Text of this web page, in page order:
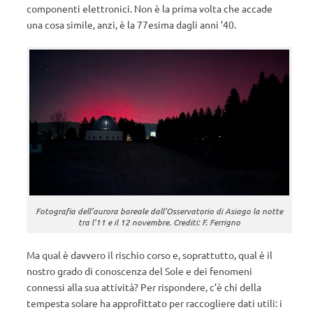
componenti elettronici. Non è la prima volta che accade
una cosa simile, anzi, è la 77esima dagli anni ’40.
Fotografia dell’aurora boreale dall’Osservatorio di Asiago la notte
tra l’11 e il 12 novembre. Crediti: F. Ferrigno
Ma qual è davvero il rischio corso e, soprattutto, qual è il
nostro grado di conoscenza del Sole e dei fenomeni
connessi alla sua attività? Per rispondere, c’è chi della
tempesta solare ha approfittato per raccogliere dati utili: i